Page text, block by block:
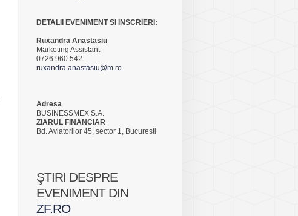
DETALII EVENIMENT SI INSCRIERI:
Ruxandra Anastasiu
Marketing Assistant
0726.960.542
ruxandra.anastasiu@m.ro
Adresa
BUSINESSMEX S.A.
ZIARUL FINANCIAR
Bd. Aviatorilor 45, sector 1, Bucuresti
ŞTIRI DESPRE
EVENIMENT DIN
ZF.RO